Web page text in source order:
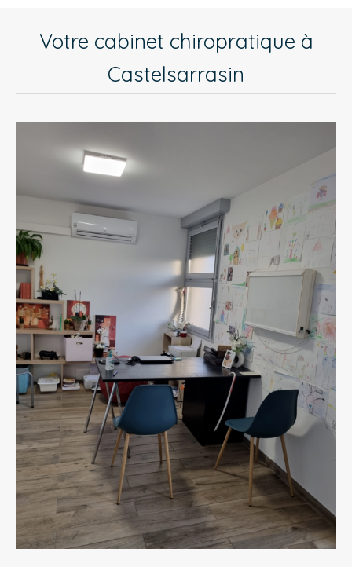
Votre cabinet chiropratique à
Castelsarrasin